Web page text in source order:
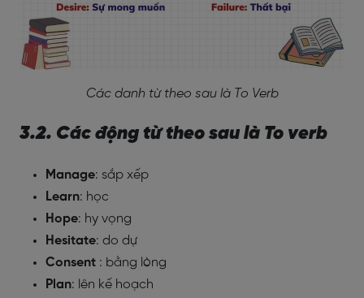
Các danh từ theo sau là To Verb
3.2. Các động từ theo sau là To verb
Manage: sắp xếp
Learn: học
Hope: hy vọng
Hesitate: do dự
Consent : bằng lòng
Plan: lên kế hoạch